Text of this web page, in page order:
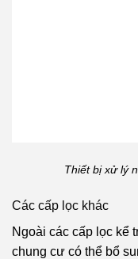
Thiết bị xử lý
Các cấp lọc khác
Ngoài các cấp lọc kể
chung cư có thể bổ